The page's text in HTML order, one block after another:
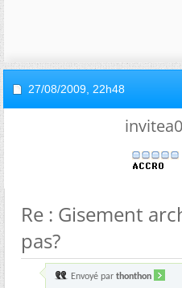
27/08/2009, 22h48
Re : Gisement
pas?
Envoyé par thonthon